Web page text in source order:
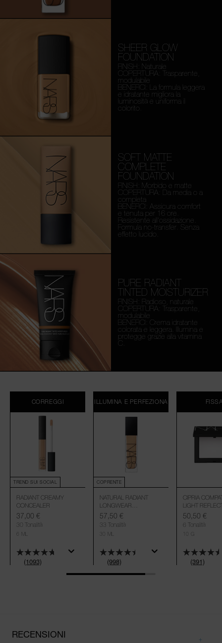
SHEER GLOW
FOUNDATION
FINISH: Naturale
COPERTURA: Trasparente,
modulabile
BENEFICI: La formula leggera
e idratante migliora la
luminosità e uniforma il
colorito.
SOFT MATTE
COMPLETE
FOUNDATION
FINISH: Morbido e matte
COPERTURA: Da media o a
completa
BENEFICI: Assicura comfort
e tenuta per 16 ore.
Resistente all'ossidazione.
Formula no-transfer. Senza
effetto lucido.
PURE RADIANT
TINTED MOISTURIZER
FINISH: Radioso, naturale
COPERTURA: Trasparente,
modulabile
BENEFICI: Crema idratante
colorata e leggera. Illumina e
protegge grazie alla vitamina
C.
CORREGGI
TREND SUI SOCIAL
(1093)
RADIANT CREAMY
CONCEALER
30 Tonalità
37,00 €
6 ML
ILLUMINA E PERFEZIONA
COPRENTE
(998)
NATURAL RADIANT
LONGWEAR
FOUNDATION
33 Tonalità
57,50 €
30 ML
(391)
CIPRIA
LIGHT
6 Tonalità
50,50 €
10 G
RECENSIONI